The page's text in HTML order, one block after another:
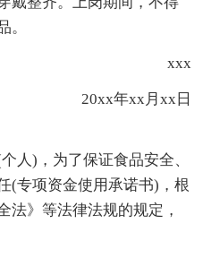
。
xxx
20xx年xx月xx日
人)，为了保证食品安全、
(专项资金使用承诺书)，根
法》等法律法规的规定，